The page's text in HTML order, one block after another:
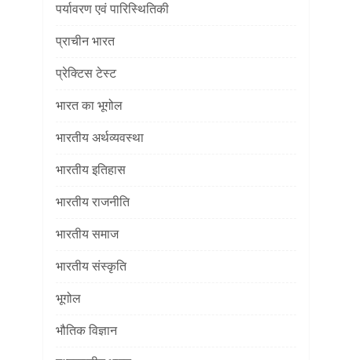
पर्यावरण एवं पारिस्थितिकी
प्राचीन भारत
प्रेक्टिस टेस्ट
भारत का भूगोल
भारतीय अर्थव्यवस्था
भारतीय इतिहास
भारतीय राजनीति
भारतीय समाज
भारतीय संस्कृति
भूगोल
भौतिक विज्ञान